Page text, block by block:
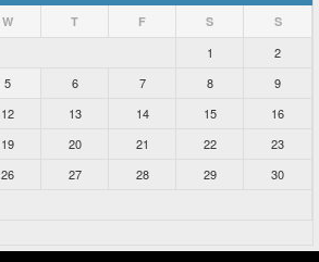
W T F S S
1
2
5 6 7 8
9
12 13 14 15
16
19 20 21 22
23
26 27 28 29
30